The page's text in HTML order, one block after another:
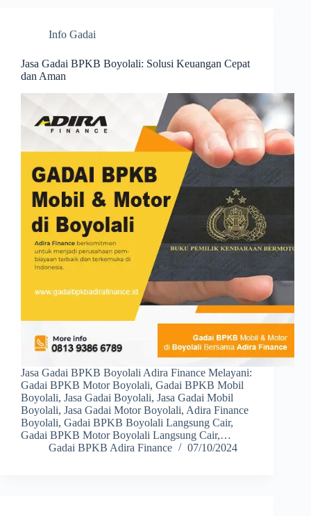
Info Gadai
Jasa Gadai BPKB Boyolali: Solusi Keuangan Cepat
dan Aman
Jasa Gadai BPKB Boyolali Adira Finance Melayani:
Gadai BPKB Motor Boyolali, Gadai BPKB Mobil
Boyolali, Jasa Gadai Boyolali, Jasa Gadai Mobil
Boyolali, Jasa Gadai Motor Boyolali, Adira Finance
Boyolali, Gadai BPKB Boyolali Langsung Cair,
Gadai BPKB Motor Boyolali Langsung Cair,…
Gadai BPKB Adira Finance
07/10/2024